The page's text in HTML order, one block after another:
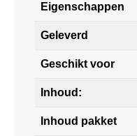
Eigenschappen
Geleverd
Geschikt voor
Inhoud:
Inhoud pakket